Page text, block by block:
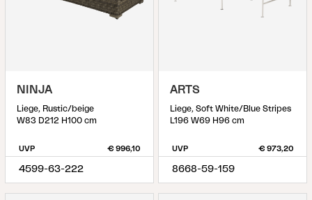
NINJA
Liege, Rustic/beige
W83 D212 H100 cm
UVP € 996,10
4599-63-222
ARTS
Liege, Soft White/Blue Stripes
L196 W69 H96 cm
UVP € 973,20
8668-59-159